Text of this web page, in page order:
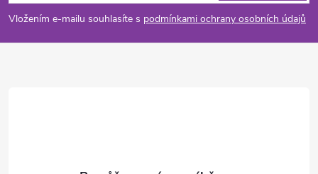
p
a
Vložením e-mailu souhlasíte s podmínkami ochrany osobních údajů